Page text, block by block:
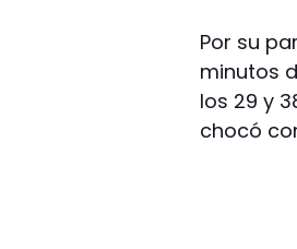
Por su
minutos
los 29 y
chocó